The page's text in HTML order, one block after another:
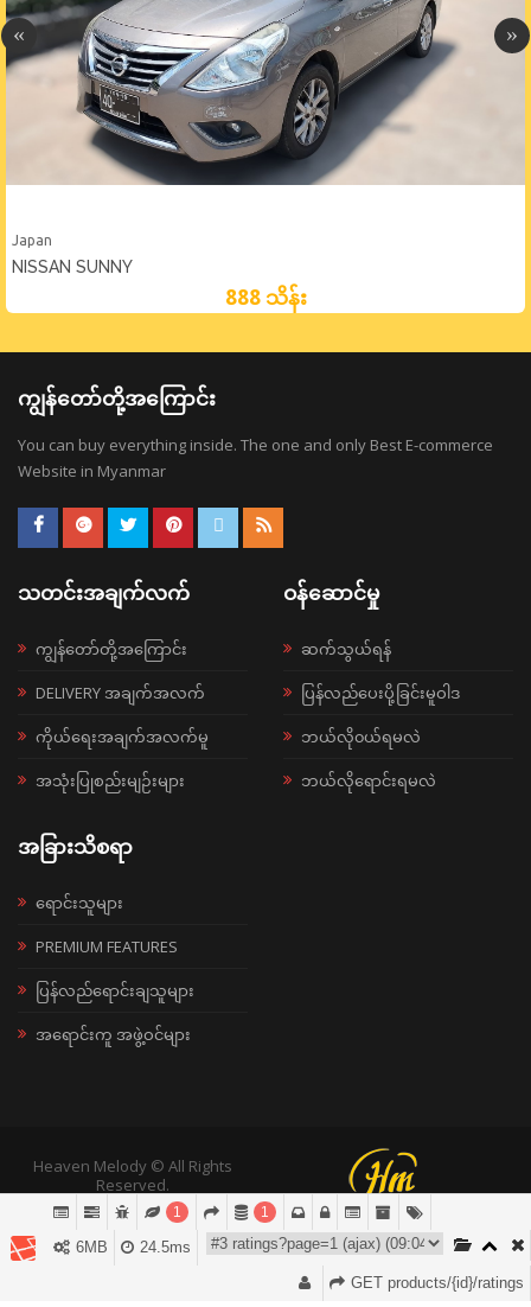
Japan
NISSAN SUNNY
888 သိန်း
ကျွန်တော်တို့အကြောင်း
You can buy everything inside. The one and only Best E-commerce
Website in Myanmar
သတင်းအချက်လက်
ကျွန်တော်တို့အကြောင်း
DELIVERY အချက်အလက်
ကိုယ်ရေးအချက်အလက်မူ
အသုံးပြုစည်းမျဉ်းများ
ဝန်ဆောင်မှု
ဆက်သွယ်ရန်
ပြန်လည်ပေးပို့ခြင်းမူဝါဒ
ဘယ်လို၀ယ်ရမလဲ
ဘယ်လိုရောင်းရမလဲ
အခြားသိစရာ
ရောင်းသူများ
PREMIUM FEATURES
ပြန်လည်ရောင်းချသူများ
အရောင်းကူ အဖွဲ့ဝင်များ
Heaven Melody © All Rights
Reserved.
1 1
24.5ms
6MB
GET products/{id}/ratings